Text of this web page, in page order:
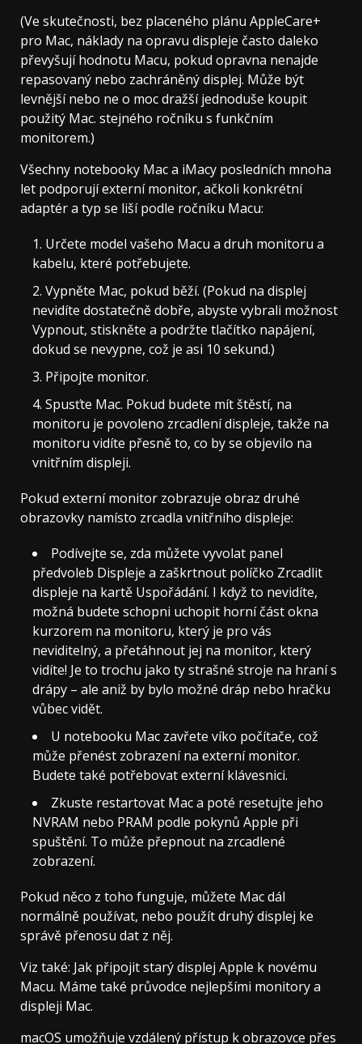
(Ve skutečnosti, bez placeného plánu AppleCare+
pro Mac, náklady na opravu displeje často daleko
převyšují hodnotu Macu, pokud opravna nenajde
repasovaný nebo zachráněný displej. Může být
levnější nebo ne o moc dražší jednoduše koupit
použitý Mac. stejného ročníku s funkčním
monitorem.)
Všechny notebooky Mac a iMacy posledních mnoha
let podporují externí monitor, ačkoli konkrétní
adaptér a typ se liší podle ročníku Macu:
Určete model vašeho Macu a druh monitoru a
kabelu, které potřebujete.
Vypněte Mac, pokud běží. (Pokud na displej
nevidíte dostatečně dobře, abyste vybrali možnost
Vypnout, stiskněte a podržte tlačítko napájení,
dokud se nevypne, což je asi 10 sekund.)
Připojte monitor.
Spusťte Mac. Pokud budete mít štěstí, na
monitoru je povoleno zrcadlení displeje, takže na
monitoru vidíte přesně to, co by se objevilo na
vnitřním displeji.
Pokud externí monitor zobrazuje obraz druhé
obrazovky namísto zrcadla vnitřního displeje:
Podívejte se, zda můžete vyvolat panel
předvoleb Displeje a zaškrtnout políčko Zrcadlit
displeje na kartě Uspořádání. I když to nevidíte,
možná budete schopni uchopit horní část okna
kurzorem na monitoru, který je pro vás
neviditelný, a přetáhnout jej na monitor, který
vidíte! Je to trochu jako ty strašné stroje na hraní s
drápy – ale aniž by bylo možné dráp nebo hračku
vůbec vidět.
U notebooku Mac zavřete víko počítače, což
může přenést zobrazení na externí monitor.
Budete také potřebovat externí klávesnici.
Zkuste restartovat Mac a poté resetujte jeho
NVRAM nebo PRAM podle pokynů Apple při
spuštění. To může přepnout na zrcadlené
zobrazení.
Pokud něco z toho funguje, můžete Mac dál
normálně používat, nebo použít druhý displej ke
správě přenosu dat z něj.
Viz také: Jak připojit starý displej Apple k novému
Macu. Máme také průvodce nejlepšími monitory a
displeji Mac.
macOS umožňuje vzdálený přístup k obrazovce přes